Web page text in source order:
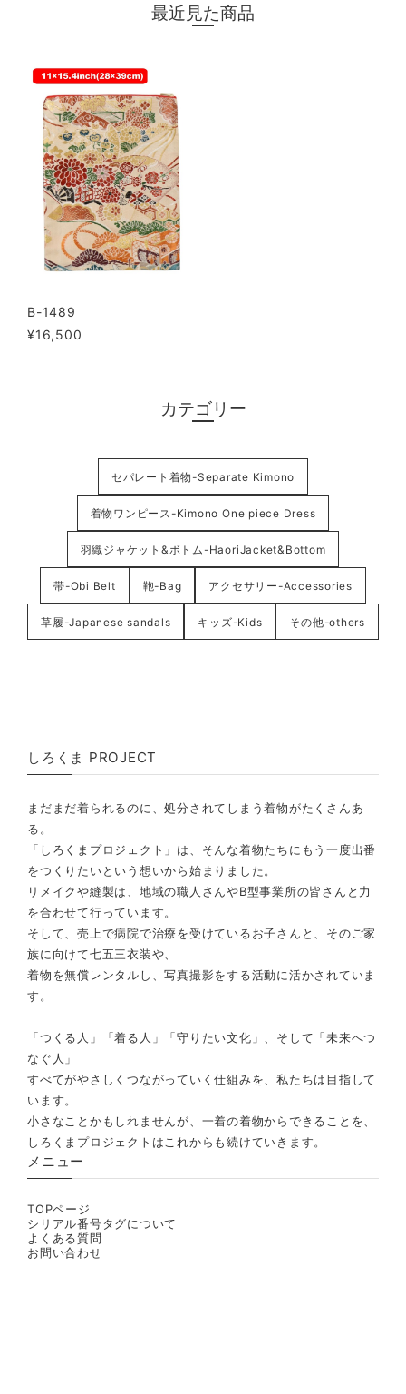
最近見た商品
B-1489
¥16,500
カテゴリー
セパレート着物-Separate Kimono
着物ワンピース-Kimono One piece Dress
羽織ジャケット&ボトム-HaoriJacket&Bottom
帯-Obi Belt 鞄-Bag アクセサリー-Accessories
草履-Japanese sandals キッズ-Kids その他-others
しろくま PROJECT
まだまだ着られるのに、処分されてしまう着物がたくさんあ
る。
「しろくまプロジェクト」は、そんな着物たちにもう一度出番
をつくりたいという想いから始まりました。
リメイクや縫製は、地域の職人さんやB型事業所の皆さんと力
を合わせて行っています。
そして、売上で病院で治療を受けているお子さんと、そのご家
族に向けて七五三衣装や、
着物を無償レンタルし、写真撮影をする活動に活かされていま
す。
「つくる人」「着る人」「守りたい文化」、そして「未来へつ
なぐ人」
すべてがやさしくつながっていく仕組みを、私たちは目指して
います。
小さなことかもしれませんが、一着の着物からできることを、
しろくまプロジェクトはこれからも続けていきます。
メニュー
TOPページ
シリアル番号タグについて
よくある質問
お問い合わせ